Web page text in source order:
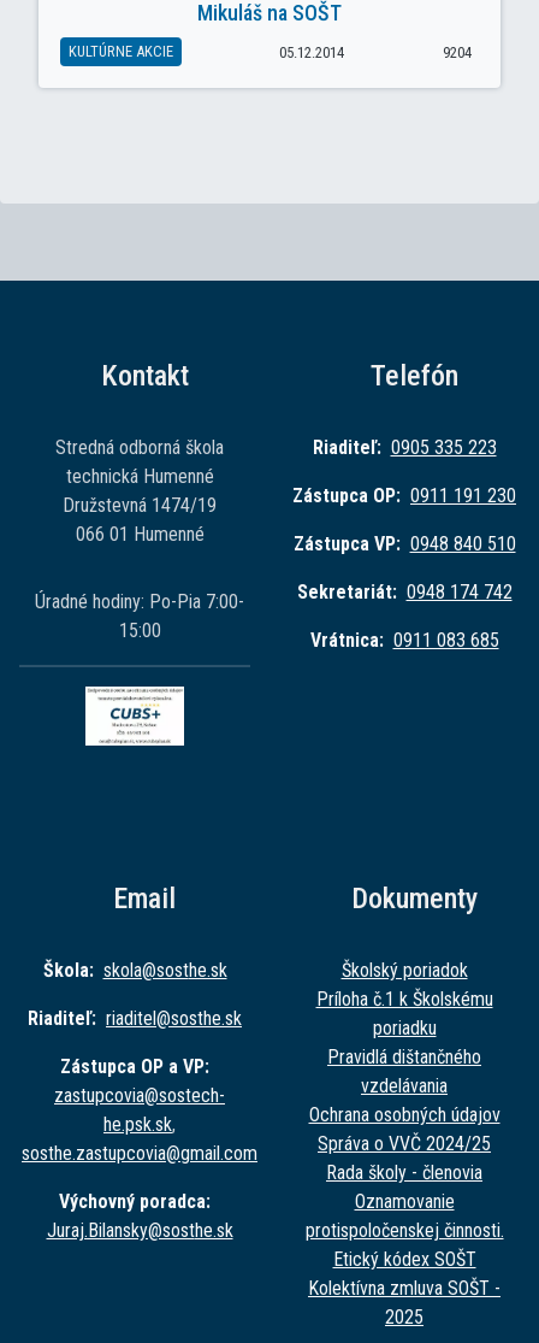
Mikuláš na SOŠT
KULTÚRNE AKCIE 05.12.2014 9204
Kontakt
Stredná odborná škola
technická Humenné
Družstevná 1474/19
066 01 Humenné
Úradné hodiny: Po-Pia 7:00-
15:00
Telefón
Riaditeľ: 0905 335 223
Zástupca OP: 0911 191 230
Zástupca VP: 0948 840 510
Sekretariát: 0948 174 742
Vrátnica: 0911 083 685
Email
Škola: skola@sosthe.sk
Riaditeľ: riaditel@sosthe.sk
Zástupca OP a VP:
zastupcovia@sostech-
he.psk.sk,
sosthe.zastupcovia@gmail.com
Výchovný poradca:
Juraj.Bilansky@sosthe.sk
Dokumenty
Školský poriadok
Príloha č.1 k Školskému
poriadku
Pravidlá dištančného
vzdelávania
Ochrana osobných údajov
Správa o VVČ 2024/25
Rada školy - členovia
Oznamovanie
protispoločenskej činnosti.
Etický kódex SOŠT
Kolektívna zmluva SOŠT -
2025